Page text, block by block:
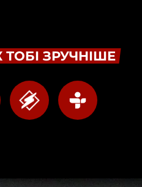
ЗРУЧНІШЕ